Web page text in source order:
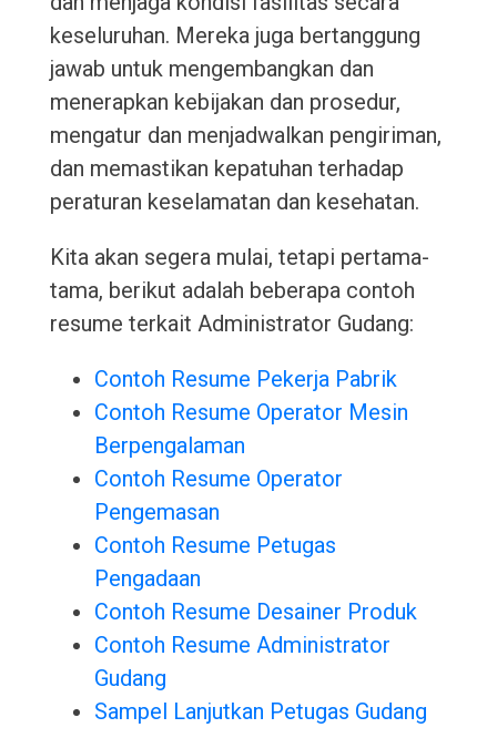
keseluruhan. Mereka juga bertanggung
jawab untuk mengembangkan dan
menerapkan kebijakan dan prosedur,
mengatur dan menjadwalkan pengiriman,
dan memastikan kepatuhan terhadap
peraturan keselamatan dan kesehatan.
Kita akan segera mulai, tetapi pertama-
tama, berikut adalah beberapa contoh
resume terkait Administrator Gudang:
Contoh Resume Pekerja Pabrik
Contoh Resume Operator Mesin
Berpengalaman
Contoh Resume Operator
Pengemasan
Contoh Resume Petugas
Pengadaan
Contoh Resume Desainer Produk
Contoh Resume Administrator
Gudang
Sampel Lanjutkan Petugas Gudang